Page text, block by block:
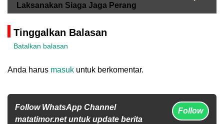
Laksanakan Siaga Jaga Perang
Tinggalkan Balasan
Batalkan balasan
Anda harus masuk untuk berkomentar.
Follow WhatsApp Channel
matatimor.net untuk update berita
Follow